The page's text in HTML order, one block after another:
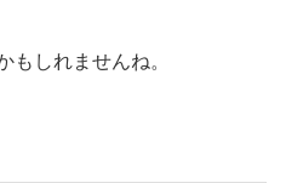
もしれませんね。